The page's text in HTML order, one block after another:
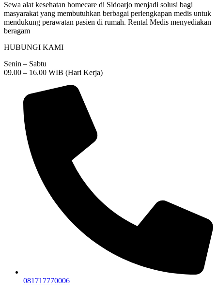
Sewa alat kesehatan homecare di Sidoarjo menjadi solusi bagi
masyarakat yang membutuhkan berbagai perlengkapan medis untuk
mendukung perawatan pasien di rumah. Rental Medis menyediakan
beragam
HUBUNGI KAMI
Senin – Sabtu
09.00 – 16.00 WIB (Hari Kerja)
081717770006